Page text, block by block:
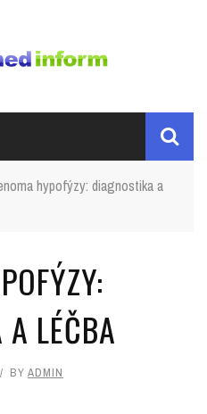
hypofýzy: diagnostika a
LÉČBA
BY ADMIN